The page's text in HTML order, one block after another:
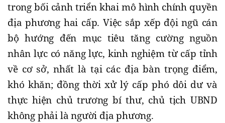
trong bối cảnh triển khai mô hình chính quyền
địa phương hai cấp. Việc sắp xếp đội ngũ cán
bộ hướng đến mục tiêu tăng cường nguồn
nhân lực có năng lực, kinh nghiệm từ cấp tỉnh
về cơ sở, nhất là tại các địa bàn trọng điểm,
khó khăn; đồng thời xử lý cấp phó dôi dư và
thực hiện chủ trương bí thư, chủ tịch UBND
không phải là người địa phương.